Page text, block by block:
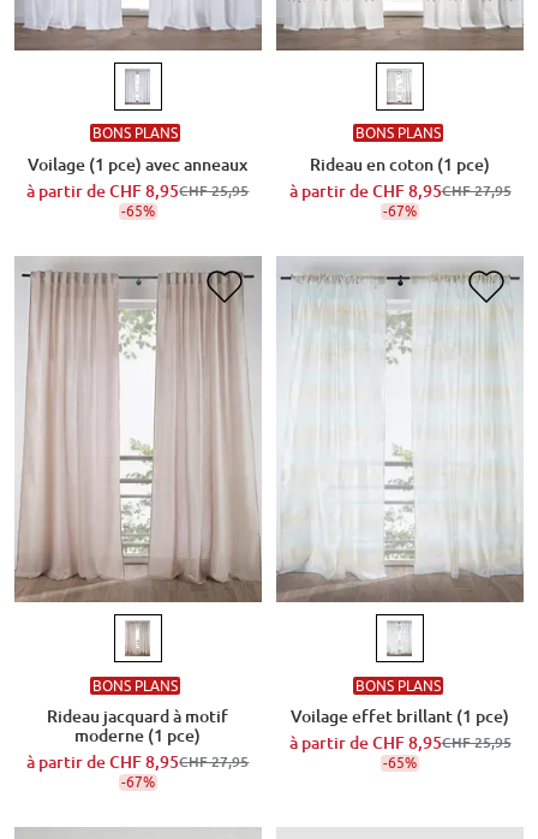
BONS PLANS
Voilage (1 pce) avec anneaux
à partir deCHF 8,95CHF 25,95
-65%
BONS PLANS
Rideau en coton (1 pce)
à partir deCHF 8,95CHF 27,95
-67%
BONS PLANS
Rideau jacquard à motif
moderne (1 pce)
à partir deCHF 8,95CHF 27,95
-67%
BONS PLANS
Voilage effet brillant (1 pce)
à partir deCHF 8,95CHF 25,95
-65%